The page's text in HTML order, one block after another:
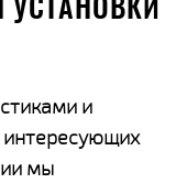
и
интересующих
мы